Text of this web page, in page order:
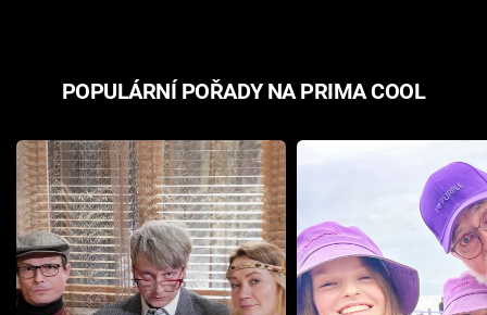
POPULÁRNÍ POŘADY NA PRIMA COOL